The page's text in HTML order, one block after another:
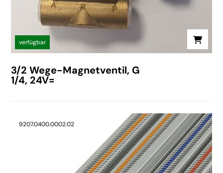
verfügbar
3/2 Wege-Magnetventil, G
1/4, 24V=
9207.0400.0002.02